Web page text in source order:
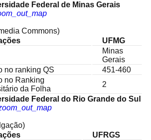
Federal de Minas Gerais
Commons)
UFMG
Minas
Gerais
no ranking QS
451-460
no Ranking
da Folha
2
Federal do Rio Grande do Sul
UFRGS